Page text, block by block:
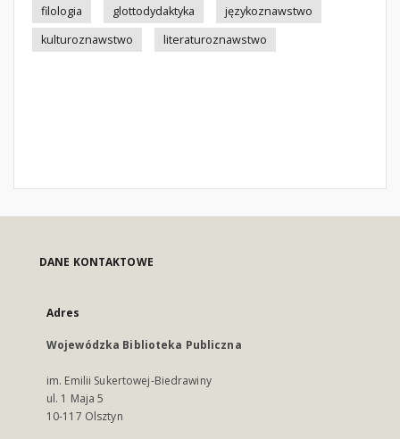
filologia
glottodydaktyka
językoznawstwo
kulturoznawstwo
literaturoznawstwo
DANE KONTAKTOWE
Adres
Wojewódzka Biblioteka Publiczna
im. Emilii Sukertowej-Biedrawiny
ul. 1 Maja 5
10-117 Olsztyn